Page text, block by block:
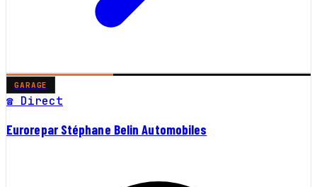
GARAGE
☎ Direct
Eurorepar Stéphane Belin Automobiles